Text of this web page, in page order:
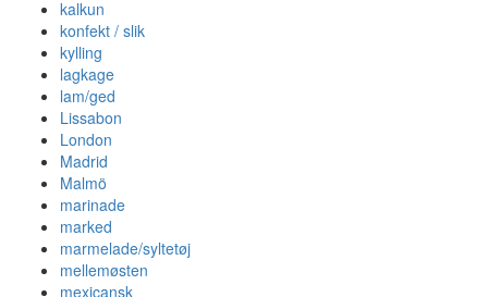
kalkun
konfekt / slik
kylling
lagkage
lam/ged
Lissabon
London
Madrid
Malmö
marinade
marked
marmelade/syltetøj
mellemøsten
mexicansk